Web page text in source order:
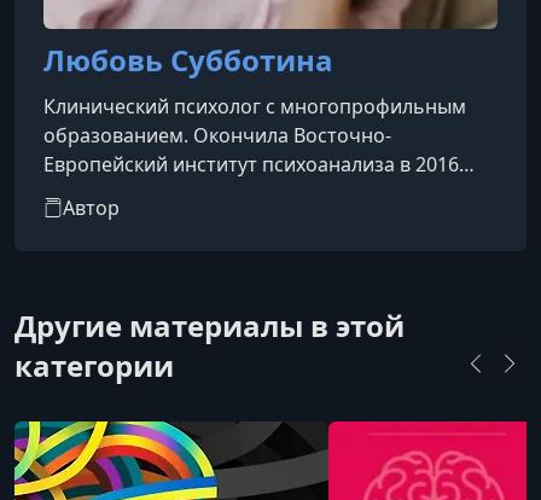
Любовь Субботина
Клинический психолог с многопрофильным
образованием. Окончила Восточно-
Европейский институт психоанализа в 2016
году по направлению «Психоанализ»,
квалификация — психолог-психоаналитик. В
Психотерапии и Медицинской Психологии им.
Б.Д. Кавасарского. Завершила обучение по
программе «Психоанализ и
ВШЭ в 2020 году. В настоящее время проходит
аспи
Автор
Другие материалы в этой
категории